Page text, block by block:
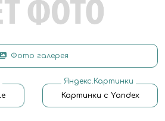
Фото галерея
Яндекс.Картинки
Картинки с Yandex